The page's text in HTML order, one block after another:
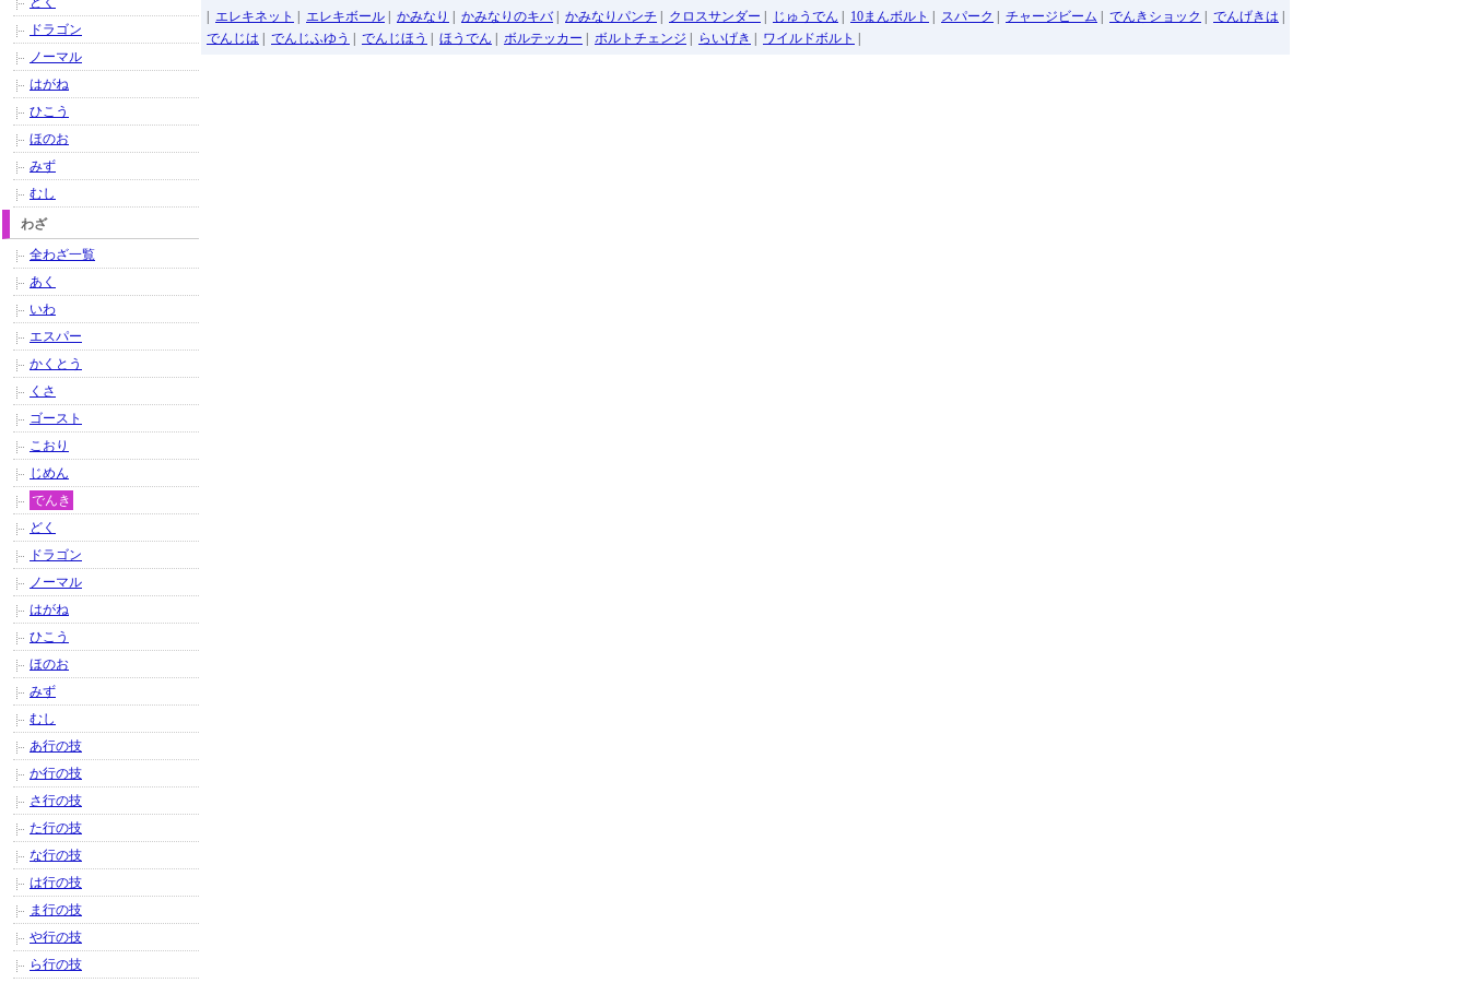
エレキネット エレキボール かみなり かみなりのキバ| かみなりパンチ クロスサンダー じゅうでん 10まんボルト スパーク チャージビーム でんきショック でんげきは
でんじは
でんじふゆう でんじほう ほうでん ボルテッカー ボルトチェンジ らいげき ワイルドボルト
ドラゴン
ノーマル
はがね
ひこう
ほのお
みず
むし
わざ
全わざ一覧
あく
いわ
エスパー
かくとう
くさ
ゴースト
こおり
じめん
でんき
どく
ドラゴン
ノーマル
はがね
ひこう
ほのお
みず
むし
あ行の技
か行の技
さ行の技
た行の技
な行の技
は行の技
ま行の技
や行の技
ら行の技